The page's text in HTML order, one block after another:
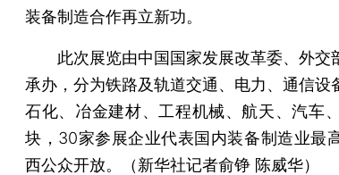
装备制造合作再立新功。
此次展览由中国国家发展改革委、外交
承办，分为铁路及轨道交通、电力、通信设
石化、冶金建材、工程机械、航天、汽车
块，30家参展企业代表国内装备制造业最
西公众开放。（新华社记者俞铮 陈威华）